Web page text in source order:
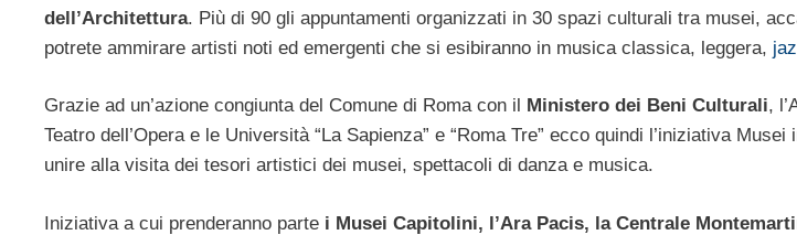
dell’Architettura. Più di 90 gli appuntamenti organizzati in 30 spazi culturali tra musei,
potrete ammirare artisti noti ed emergenti che si esibiranno in musica classica, leggera,
Grazie ad un’azione congiunta del Comune di Roma con il Ministero dei Beni Culturali,
Teatro dell’Opera e le Università “La Sapienza” e “Roma Tre” ecco quindi l’iniziativa
unire alla visita dei tesori artistici dei musei, spettacoli di danza e musica.
Iniziativa a cui prenderanno parte i Musei Capitolini, l’Ara Pacis, la Centrale